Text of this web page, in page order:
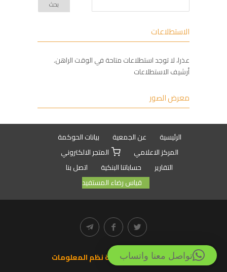
الاستطلاعات
عذرا، لا توجد استطلاعات متاحة في الوقت الراهن.
أرشيف الاستطلاعات
معرض الصور
الرئيسية عن الجمعية
بيانات الحوكمة
المركز الاعلامي
المتجر الالكتروني
التقارير
حساباتنا البنكية
اتصل بنا
قياس رضاء المستفيد
تنفيذ نظام خير لتقنية نظم المعلومات
تواصل معنا واتساب